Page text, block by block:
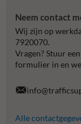
Neem contact
Wij zijn op
7920070.
Vragen? Stuur
formulier in en
Alle